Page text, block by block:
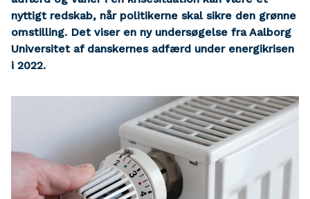
nyttigt redskab, når politikerne skal sikre den grønne
omstilling. Det viser en ny undersøgelse fra Aalborg
Universitet af danskernes adfærd under energikrisen
i 2022.